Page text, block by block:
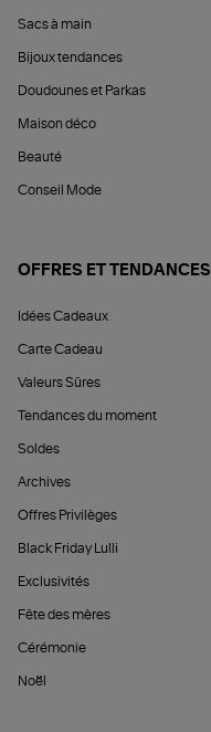
Sacs à main
Bijoux tendances
Doudounes et Parkas
Maison déco
Beauté
Conseil Mode
OFFRES ET TENDANCES
Idées Cadeaux
Carte Cadeau
Valeurs Sûres
Tendances du moment
Soldes
Archives
Offres Privilèges
Black Friday Lulli
Exclusivités
Fête des mères
Cérémonie
Noël